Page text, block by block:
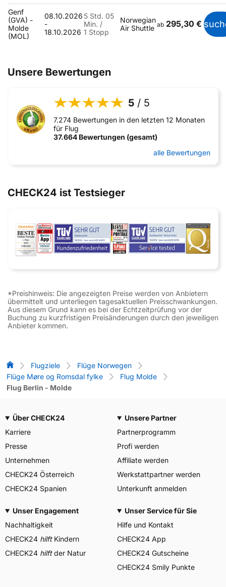
Genf
(GVA) -
Molde
(MOL)
08.10.2026
-
18.10.2026
5 Std. 05
Min. /
1 Stopp
Norwegian
Air Shuttle ab 295,30 €
Unsere Bewertungen
5 / 5
7.274 Bewertungen in den letzten 12 Monaten
für Flug
37.664 Bewertungen (gesamt)
alle Bewertungen
CHECK24 ist Testsieger
*Preishinweis: Die angezeigten Preise werden von Anbietern
übermittelt und unterliegen tagesaktuellen Preisschwankungen.
Aus diesem Grund kann es bei der Echtzeitprüfung vor der
Buchung zu kurzfristigen Preisänderungen durch den jeweiligen
Anbieter kommen.
Flug-Vergleich
Flugziele
Flüge Norwegen
Flüge Møre og Romsdal fylke
Flug Molde
Flug Berlin - Molde
Über CHECK24
Karriere
Presse
Unternehmen
CHECK24 Österreich
CHECK24 Spanien
Unsere Partner
Partnerprogramm
Profi werden
Affiliate werden
Werkstattpartner werden
Unterkunft anmelden
Unser Engagement
Nachhaltigkeit
CHECK24 hilftKindern
CHECK24 hilftder Natur
Unser Service für Sie
Hilfe und Kontakt
CHECK24 App
CHECK24 Gutscheine
CHECK24 Smily Punkte